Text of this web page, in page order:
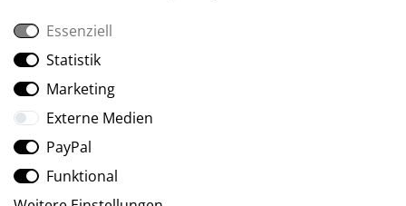
Social Media
Essenziell
Statistik
Marketing
Externe Medien
PayPal
Funktional